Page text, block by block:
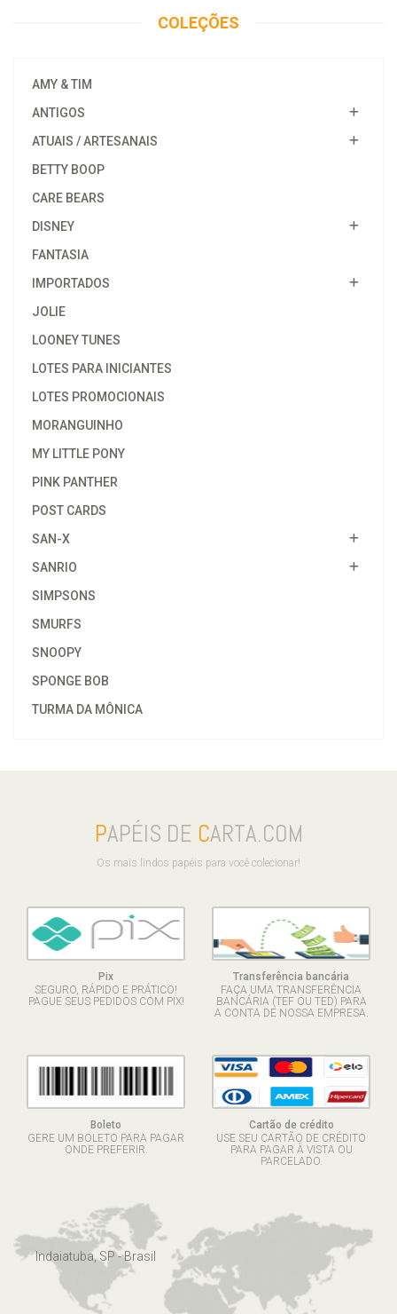
COLEÇÕES
AMY & TIM
ANTIGOS
ATUAIS / ARTESANAIS
BETTY BOOP
CARE BEARS
DISNEY
FANTASIA
IMPORTADOS
JOLIE
LOONEY TUNES
LOTES PARA INICIANTES
LOTES PROMOCIONAIS
MORANGUINHO
MY LITTLE PONY
PINK PANTHER
POST CARDS
SAN-X
SANRIO
SIMPSONS
SMURFS
SNOOPY
SPONGE BOB
TURMA DA MÔNICA
PAPÉIS DE CARTA.COM
Os mais lindos papéis para você colecionar!
Pix
SEGURO, RÁPIDO E PRÁTICO!
PAGUE SEUS PEDIDOS COM PIX!
Transferência bancária
FAÇA UMA TRANSFERÊNCIA
BANCÁRIA (TEF OU TED) PARA
A CONTA DE NOSSA EMPRESA.
Boleto
GERE UM BOLETO PARA PAGAR
ONDE PREFERIR.
Cartão de crédito
USE SEU CARTÃO DE CRÉDITO
PARA PAGAR À VISTA OU
PARCELADO.
Indaiatuba, SP - Brasil